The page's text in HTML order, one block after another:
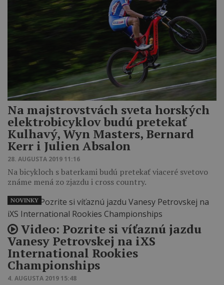
Na majstrovstvách sveta horských
elektrobicyklov budú pretekať
Kulhavý, Wyn Masters, Bernard
Kerr i Julien Absalon
28. AUGUSTA 2019 11:16
Na bicykloch s baterkami budú pretekať viaceré svetovo
známe mená zo zjazdu i cross country.
Video: Pozrite si víťaznú jazdu
Vanesy Petrovskej na iXS
International Rookies
Championships
4. AUGUSTA 2019 15:48
NOVINKY